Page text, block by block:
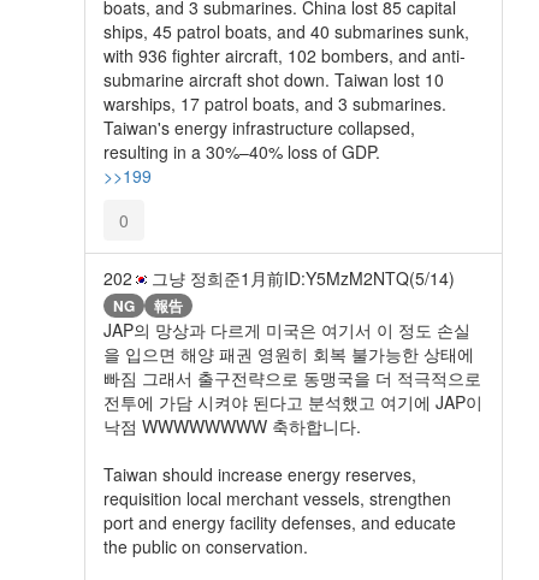
boats, and 3 submarines. China lost 85 capital
ships, 45 patrol boats, and 40 submarines sunk,
with 936 fighter aircraft, 102 bombers, and anti-
submarine aircraft shot down. Taiwan lost 10
warships, 17 patrol boats, and 3 submarines.
Taiwan's energy infrastructure collapsed,
resulting in a 30%–40% loss of GDP.
>>199
0
202 그냥 정희준1月前ID:Y5MzM2NTQ(5/14)
NG 報告
JAP의 망상과 다르게 미국은 여기서 이 정도 손실
을 입으면 해양 패권 영원히 회복 불가능한 상태에
빠짐 그래서 출구전략으로 동맹국을 더 적극적으로
전투에 가담 시켜야 된다고 분석했고 여기에 JAP이
낙점 WWWWWWWW 축하합니다.
Taiwan should increase energy reserves,
requisition local merchant vessels, strengthen
port and energy facility defenses, and educate
the public on conservation.